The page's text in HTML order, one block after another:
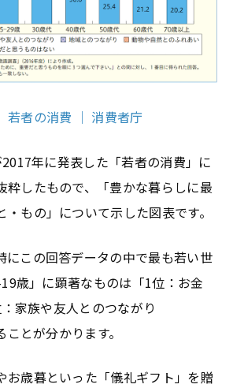
若者の消費 ｜ 消費者庁
年に発表した「若者の消費」に
粋したもので、「豊かな暮らしに最
もの」について示した図表です。
にこの回答データの中で最も若い世
歳」に顕著なものは「1位：お金
家族や友人とのつながり
ことが分かります。
お歳暮といった「儀礼ギフト」を贈